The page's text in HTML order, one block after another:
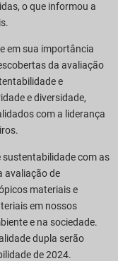
o que informou a
em sua importância
da avaliação
e
e diversidade,
com a liderança
com as
avaliação de
materiais e
em nossos
e na sociedade.
dupla serão
de 2024.